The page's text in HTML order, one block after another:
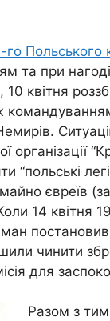
го Польського
та при
10 квітня
“польські
майно євреїв
14 квітня
чинити
для
Разом з тим